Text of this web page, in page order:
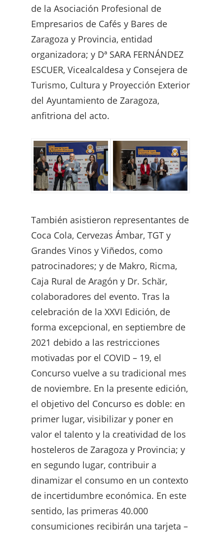
de la Asociación Profesional de
Empresarios de Cafés y Bares de
Zaragoza y Provincia, entidad
organizadora; y Dª SARA FERNÁNDEZ
ESCUER, Vicealcaldesa y Consejera de
Turismo, Cultura y Proyección Exterior
del Ayuntamiento de Zaragoza,
anfitriona del acto.
También asistieron representantes de
Coca Cola, Cervezas Ámbar, TGT y
Grandes Vinos y Viñedos, como
patrocinadores; y de Makro, Ricma,
Caja Rural de Aragón y Dr. Schär,
colaboradores del evento. Tras la
celebración de la XXVI Edición, de
forma excepcional, en septiembre de
2021 debido a las restricciones
motivadas por el COVID – 19, el
Concurso vuelve a su tradicional mes
de noviembre. En la presente edición,
el objetivo del Concurso es doble: en
primer lugar, visibilizar y poner en
valor el talento y la creatividad de los
hosteleros de Zaragoza y Provincia; y
en segundo lugar, contribuir a
dinamizar el consumo en un contexto
de incertidumbre económica. En este
sentido, las primeras 40.000
consumiciones recibirán una tarjeta –